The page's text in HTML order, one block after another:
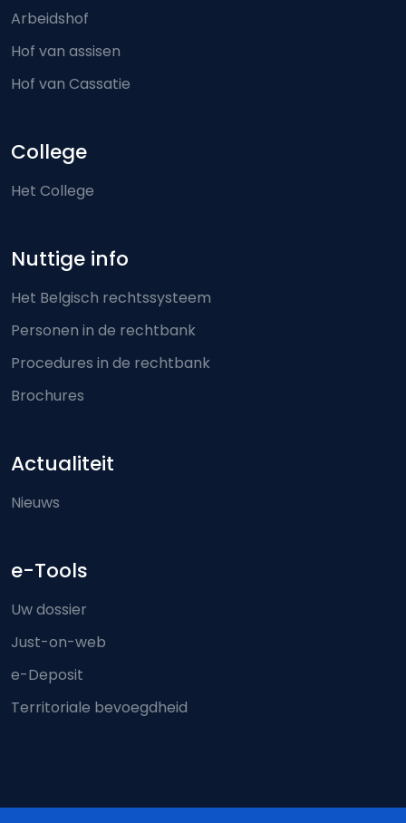
Arbeidshof
Hof van assisen
Hof van Cassatie
College
Het College
Nuttige info
Het Belgisch rechtssysteem
Personen in de rechtbank
Procedures in de rechtbank
Brochures
Actualiteit
Nieuws
e-Tools
Uw dossier
Just-on-web
e-Deposit
Territoriale bevoegdheid